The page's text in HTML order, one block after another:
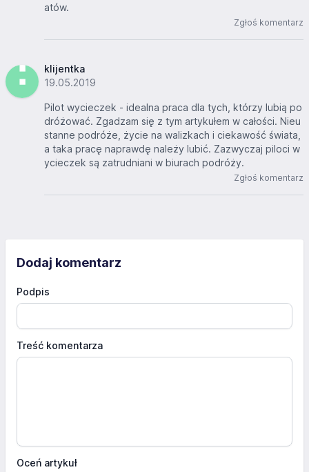
atów.
Zgłoś komentarz
klijentka
19.05.2019
Pilot wycieczek - idealna praca dla tych, którzy lubią po
dróżować. Zgadzam się z tym artykułem w całości. Nieu
stanne podróże, życie na walizkach i ciekawość świata,
a taka pracę naprawdę należy lubić. Zazwyczaj piloci w
ycieczek są zatrudniani w biurach podróży.
Zgłoś komentarz
Dodaj komentarz
Podpis
Treść komentarza
Oceń artykuł